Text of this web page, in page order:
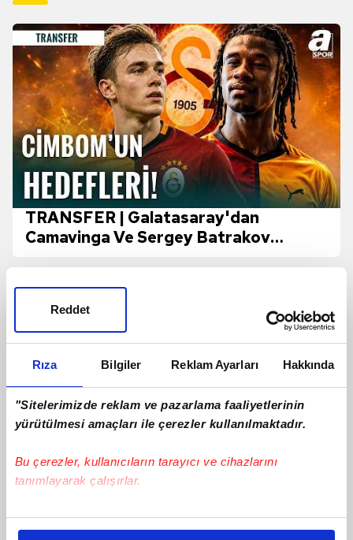
Rıza Bilgiler Reklam Ayarları Hakkında
"Sitelerimizde reklam ve pazarlama faaliyetlerinin
yürütülmesi amaçları ile çerezler kullanılmaktadır.
Bu çerezler, kullanıcıların tarayıcı ve cihazlarını
tanımlayarak çalışırlar.
Bu çerezlere izin vermeniz halinde sizlere özel
Reddet
TRANSFER | Galatasaray'dan
Camavinga Ve Sergey Batrakov
yanıt!